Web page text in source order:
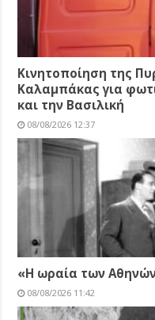
Κινητοποίηση της
Καλαμπάκας για
και την Βασιλική
08/08/2026 12:37
«Η ωραία των
08/08/2026 11:42